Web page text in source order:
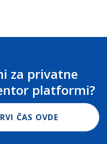
za privatne
platformi?
ČAS OVDE